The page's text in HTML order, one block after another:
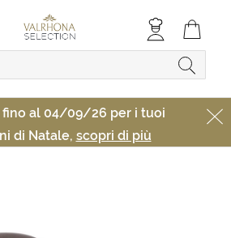
fino al 04/09/26 per i tuoi
di Natale, scopri di più